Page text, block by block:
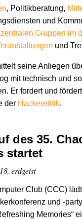
, Politikberatung,
und
Gruppen im
und
seine Anliegen
mit technisch und
Er fordert und
der Hacker­ethik.
des 35.
startet
erdgeist
Club (CCC)
und -
Memories“